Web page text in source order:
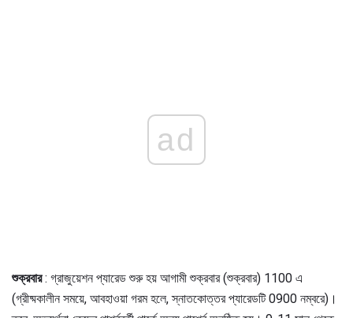
ad
শুক্রবার: গ্রাজুয়েশন প্যারেড শুরু হয় আগামী শুক্রবার (শুক্রবার) 1100 এ
(গ্রীষ্মকালীন সময়ে, আবহাওয়া গরম হলে, স্নাতকোত্তর প্যারেডটি 0900 নম্বরে)।